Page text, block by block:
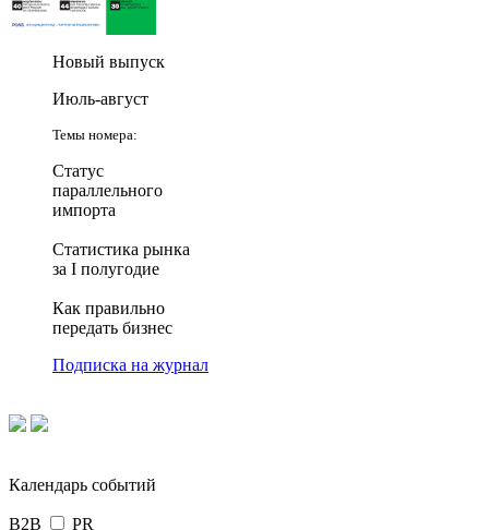
Новый выпуск
Июль-август
Темы номера:
Статус
параллельного
импорта
Статистика рынка
за I полугодие
Как правильно
передать бизнес
Подписка на журнал
Календарь событий
B2B PR